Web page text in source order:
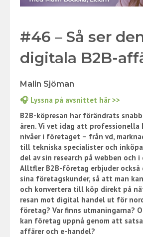
#46 – Så ser
digitala B2B-
Malin Sjöman
🎧 Lyssna på avsnittet här >>
B2B-köpresan har förändrats
åren. Vi vet idag att professionella
nivåer i företaget – från vd,
till tekniska specialister och
del av sin research på webben och
Alltfler B2B-företag erbjuder
sina företagskunder, så att man
och konvertera till köp direkt på
resan mot digital handel ut för
företag? Var finns utmaningarna?
kan företag uppnå genom att
affärer och e-handel?